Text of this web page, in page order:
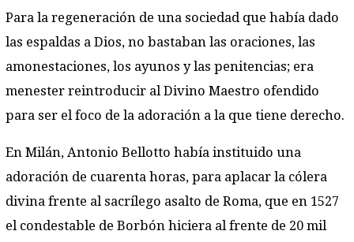
Para la regeneración de una sociedad que había dado
las espaldas a Dios, no bastaban las oraciones, las
amonestaciones, los ayunos y las penitencias; era
menester reintroducir al Divino Maestro ofendido
para ser el foco de la adoración a la que tiene derecho.
En Milán, Antonio Bellotto había instituido una
adoración de cuarenta horas, para aplacar la cólera
divina frente al sacrílego asalto de Roma, que en 1527
el condestable de Borbón hiciera al frente de 20 mil